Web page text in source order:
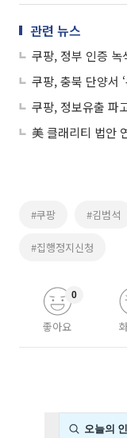
관련 뉴스
쿠팡, 정부 인증 녹
쿠팡, 정보유출 파
#쿠팡 #김범석
#집행정지신청
좋아요
0